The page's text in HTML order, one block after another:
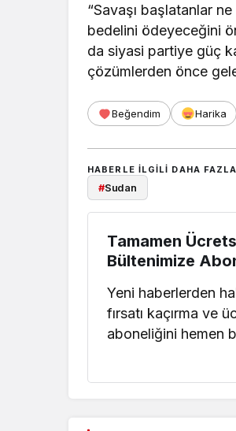
“Savaşı başlatanlar
bedelini ödeyeceğini
da siyasi partiye güç
çözümlerden önce
Beğendim Harika
HABERLE ILGILI DAHA
#Sudan
Tamamen
Bültenimize
Yeni haberlerden
fırsatı kaçırma ve
aboneliğini hemen